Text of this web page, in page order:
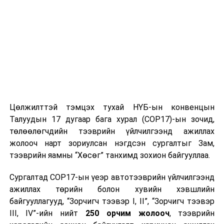
Цөлжилттэй тэмцэх тухай НҮБ-ын конвенцын
Талуудын 17 дугаар бага хурал (COP17)-ын зочид,
төлөөлөгчдийн тээврийн үйлчилгээнд ажиллах
жолооч нарт зориулсан нэгдсэн сургалтыг Зам,
тээврийн яамны “Хөсөг” танхимд зохион байгууллаа.
Сургалтад COP17-ын үеэр автотээврийн үйлчилгээнд
ажиллах төрийн болон хувийн хэвшлийн
байгууллагууд, “Зорчигч тээвэр I, II”, “Зорчигч тээвэр
III, IV”-ийн нийт 250 орчим жолооч, тээврийн